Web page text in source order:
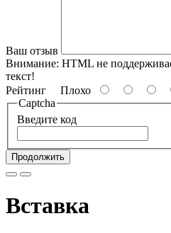
Ваш отзыв
Внимание: HTML не
текст!
Рейтинг Плохо
Captcha
Введите код
Продолжить
Вставка